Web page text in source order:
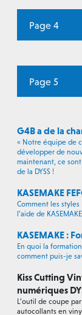
Page 4
Page 5
G4B a de la
« Notre équipe de
développer de
maintenant, ce
de la DYSS !
KASEMAKE
Comment les
l’aide de
KASEMAKE :
En quoi la
comment puis-je
Kiss Cutting
numériques
L’outil de coupe
autocollants en